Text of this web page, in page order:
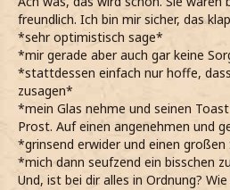
freundlich. Ich bin mir sicher, das
*sehr optimistisch sage*
*mir gerade aber auch gar keine
*stattdessen einfach nur hoffe,
zusagen*
*mein Glas nehme und seinen
Prost. Auf einen angenehmen und
*grinsend erwider und einen
*mich dann seufzend ein bisschen
Und, ist bei dir alles in Ordnung?